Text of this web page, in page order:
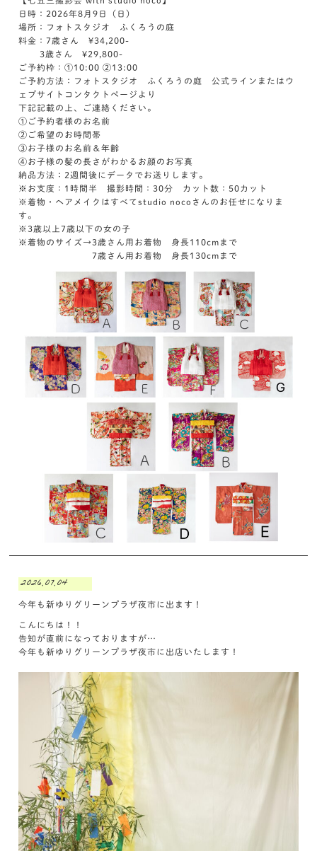
日時：2026年8月9日（日）
場所：フォトスタジオ ふくろうの庭
料金：7歳さん ¥34,200-
3歳さん ¥29,800-
ご予約枠：①10:00 ②13:00
ご予約方法：フォトスタジオ ふくろうの庭 公式ラインまたはウ
ェブサイトコンタクトページより
下記記載の上、ご連絡ください。
①ご予約者様のお名前
②ご希望のお時間帯
③お子様のお名前＆年齢
④お子様の髪の長さがわかるお顔のお写真
納品方法：2週間後にデータでお送りします。
※お支度：1時間半 撮影時間：30分 カット数：50カット
※着物・ヘアメイクはすべてstudio nocoさんのお任せになりま
す。
※3歳以上7歳以下の女の子
※着物のサイズ→3歳さん用お着物 身長110cmまで
7歳さん用お着物 身長130cmまで
2026.07.04
今年も新ゆりグリーンプラザ夜市に出ます！
こんにちは！！
告知が直前になっておりますが…
今年も新ゆりグリーンプラザ夜市に出店いたします！